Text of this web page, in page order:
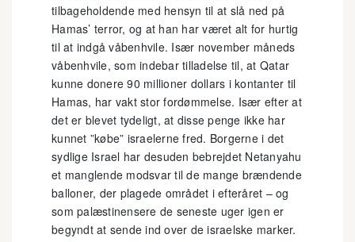
tilbageholdende med hensyn til at slå ned på
Hamas’ terror, og at han har været alt for hurtig
til at indgå våbenhvile. Især november måneds
våbenhvile, som indebar tilladelse til, at Qatar
kunne donere 90 millioner dollars i kontanter til
Hamas, har vakt stor fordømmelse. Især efter at
det er blevet tydeligt, at disse penge ikke har
kunnet ”købe” israelerne fred. Borgerne i det
sydlige Israel har desuden bebrejdet Netanyahu
et manglende modsvar til de mange brændende
balloner, der plagede området i efteråret – og
som palæstinensere de seneste uger igen er
begyndt at sende ind over de israelske marker.